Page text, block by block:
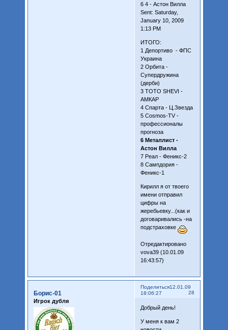
6 4 - Астон Вилла
Sent: Saturday,
January 10, 2009
1:13 PM
ИТОГО:
1 Депортиво - ФПС
Украина
2 Орбита -
Супердружина
(дерби)
3 TOTO SHEVI -
АМКАР
4 Спарта - Ц.Звезда
5 Cosmos-TV -
профессионалы
прогноза
6 Металлист -
Астон Вилла
7 Реал - Феникс-2
8 Сампдория -
Феникс-1
Кирилл я от твоего
имени отправил
цифры на
жеребьевку...(как и
договаривались -на
подстраховке
Отредактировано
vova39 (10.01.09
16:43:57)
Поделиться
28
12.01.09
18:06:27
Борис-01
Игрок дубля
Добрый день!
У меня к вам 2